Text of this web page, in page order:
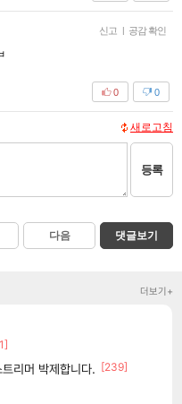
신고 | 공감 확인
0
0
새로고침
등록
다음 댓글보기
더보기+
리머 박제합니다. [239]